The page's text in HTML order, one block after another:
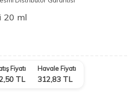
20 ml
Fiyatı
TL
Havale Fiyatı
312,83 TL